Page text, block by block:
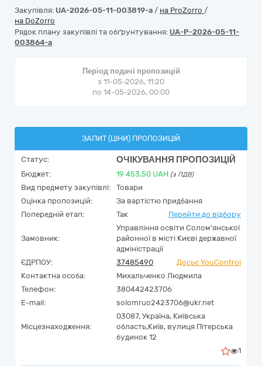
Закупівля: UA-2026-05-11-003819-a / на ProZorro /
на DoZorro
Рядок плану закупівлі та обґрунтування: UA-P-2026-05-11-
003864-a
Період подачі пропозицій
з 11-05-2026, 11:20
по 14-05-2026, 00:00
ЗАПИТ (ЦІНИ) ПРОПОЗИЦІЙ
Статус: ОЧІКУВАННЯ ПРОПОЗИЦІЙ
Бюджет: 19 453,50 UAH (з ПДВ)
Вид предмету закупівлі:
Товари
Оцінка пропозицій:
За вартістю придбання
Попередній етап:
Так Перейти до відбору
Замовник:
Управління освіти Солом'янської
районної в місті Києві державної
адміністрації
ЄДРПОУ:
37485490
Досьє YouControl
Контактна особа:
Михальченко Людмила
Телефон:
380442423706
E-mail:
solomruo2423706@ukr.net
Місцезнаходження:
03087, Україна, Київська
область,Київ, вулиця Пітерська
будинок 12
1